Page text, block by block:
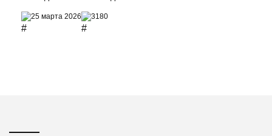
25 марта 2026 3180